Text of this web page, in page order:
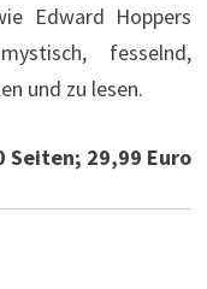
Edward Hoppers
fesselnd,
und zu lesen.
Seiten; 29,99 Euro